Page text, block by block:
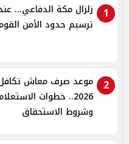
1
زلزال مكة الدفاعي...
ترسيم حدود الأمن
2
موعد صرف معاش
2026.. خطوات
وشروط الاستحقاق